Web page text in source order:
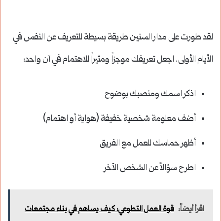
لقد طورت على مدار السنين طريقة بسيطة للتعريف عن النفس في
الأيام الأولى. اجعل تعريفك موجزاً ومثيراً للاهتمام في آن واحد:
اذكر اسمك ومنصبك بوضوح
أضف معلومة شخصية خفيفة (هواية أو اهتمام)
أظهر حماسك للعمل مع الفريق
اطرح سؤالاً عن الشخص الآخر
اقرأ أيضاً: قوة العمل التطوعي: كيف يساهم في بناء مجتمعات